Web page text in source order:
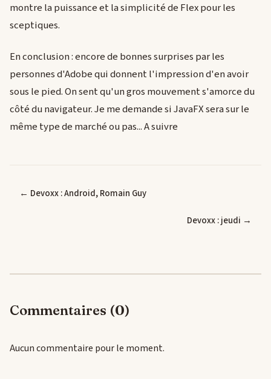
montre la puissance et la simplicité de Flex pour les
sceptiques.
En conclusion : encore de bonnes surprises par les
personnes d'Adobe qui donnent l'impression d'en avoir
sous le pied. On sent qu'un gros mouvement s'amorce du
côté du navigateur. Je me demande si JavaFX sera sur le
même type de marché ou pas... A suivre
← Devoxx : Android, Romain Guy
Devoxx : jeudi →
Commentaires (0)
Aucun commentaire pour le moment.